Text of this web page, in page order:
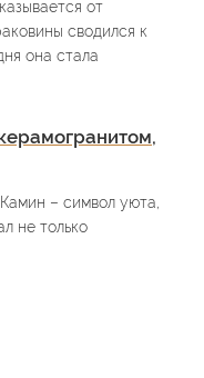
от
сводился к
она стала
– символ уюта,
не только